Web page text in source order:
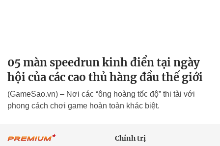
05 màn speedrun kinh điển tại ngày
hội của các cao thủ hàng đầu thế giới
(GameSao.vn) – Nơi các “ông hoàng tốc độ” thi tài với
phong cách chơi game hoàn toàn khác biệt.
Chính trị